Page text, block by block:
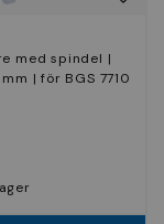
med spindel |
| för BGS 7710